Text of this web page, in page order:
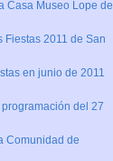
Casa Museo Lope de
Fiestas 2011 de San
en junio de 2011
del 27
Comunidad de